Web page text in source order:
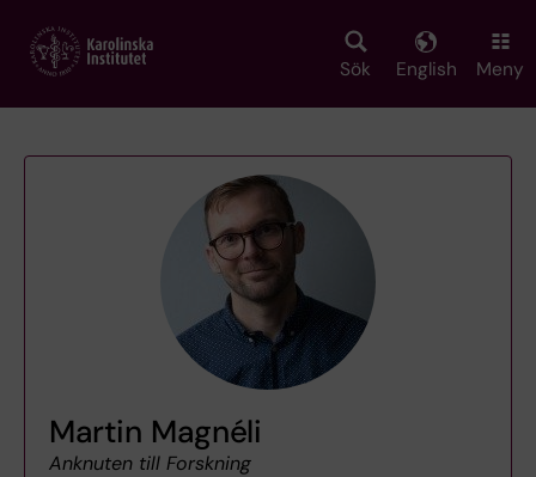
main
Sök English Meny
Martin Magnéli
Anknuten till Forskning